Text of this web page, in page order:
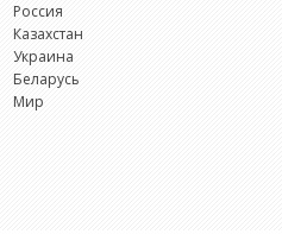
Россия
Казахстан
Украина
Беларусь
Мир